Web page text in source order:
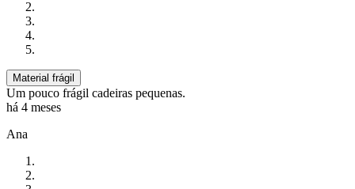
Material frágil
Um pouco frágil cadeiras pequenas.
há 4 meses
Ana